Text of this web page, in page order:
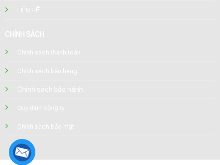
LIÊN HỆ
CHÍNH SÁCH
Chính sách thanh toán
Chính sách bán hàng
Chính sách bảo hành
Quy định công ty
Chính sách bảo mật